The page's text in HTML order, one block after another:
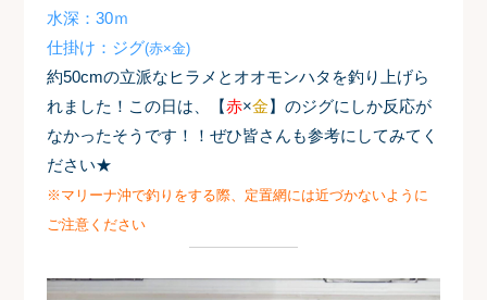
水深：30ｍ
仕掛け：ジグ(赤×金)
約50cmの立派なヒラメとオオモンハタを釣り上げら
れました！ この日は、【赤×金】のジグにしか反応が
なかったそうです！！ぜひ皆さんも参考にしてみてく
ださい★
※マリーナ沖で釣りをする際、定置網には近づかないように
ご注意ください